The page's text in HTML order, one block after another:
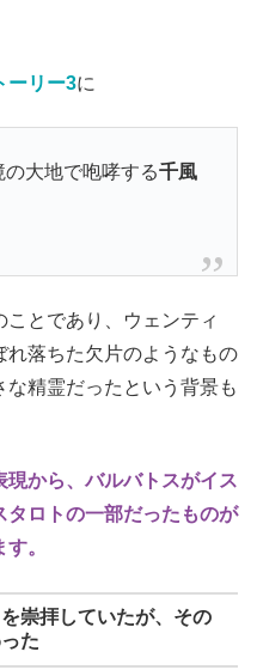
ーリー3に
大地で咆哮する千風
とであり、ウェンティ
れ落ちた欠片のようなもの
精霊だったという背景も
現から、バルバトスがイス
タロトの一部だったものが
。
崇拝していたが、その
た